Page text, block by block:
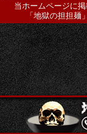
当ホームページに
「地獄の担担